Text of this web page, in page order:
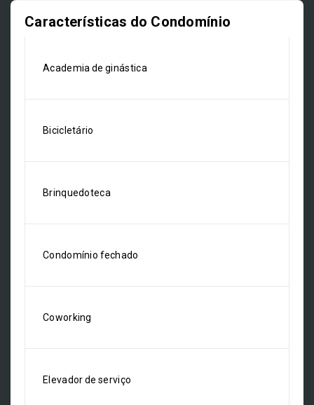
Características do Condomínio
Academia de ginástica
Bicicletário
Brinquedoteca
Condomínio fechado
Coworking
Elevador de serviço